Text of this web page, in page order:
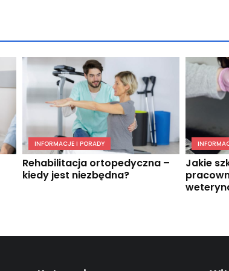
INFORMACJE I PORADY
Rehabilitacja ortopedyczna –
kiedy jest niezbędna?
Jakie